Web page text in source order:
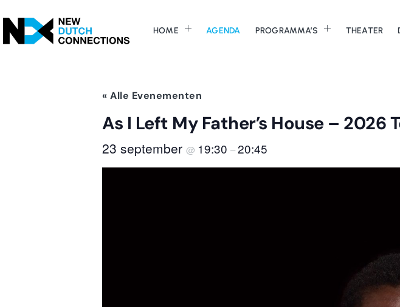
HOME AGENDA PROGRAMMA’S THEATER
« Alle Evenementen
As I Left My Father’s House – 2026
23 september @ 19:30 –20:45